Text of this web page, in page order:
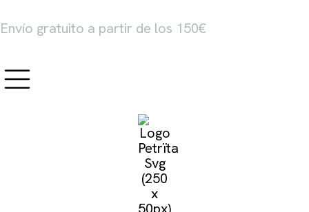
Envío gratuito a partir de los 150€